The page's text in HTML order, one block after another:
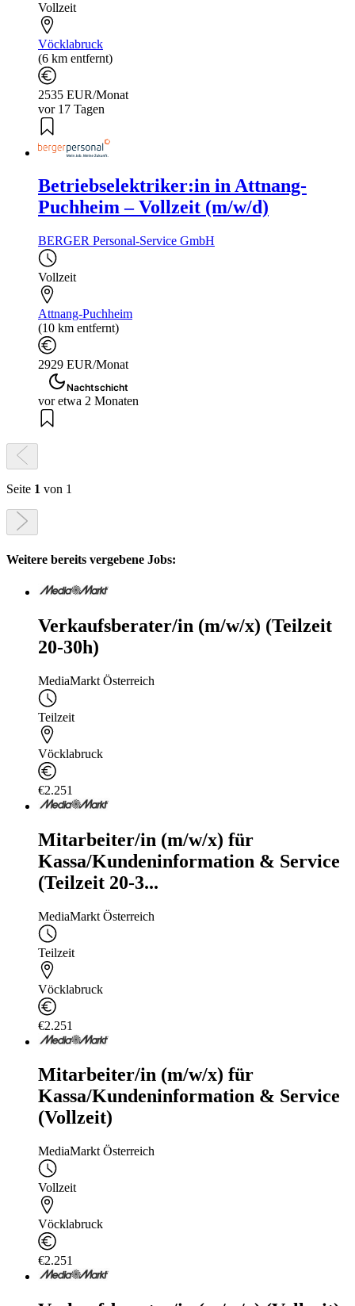
Vollzeit
Vöcklabruck
(6 km entfernt)
2535 EUR/Monat
vor 17 Tagen
Betriebselektriker:in in Attnang-
Puchheim – Vollzeit (m/w/d)
BERGER Personal-Service GmbH
Vollzeit
Attnang-Puchheim
(10 km entfernt)
2929 EUR/Monat
Nachtschicht
vor etwa 2 Monaten
Seite 1 von 1
Weitere bereits vergebene Jobs:
Verkaufsberater/in (m/w/x) (Teilzeit
20-30h)
MediaMarkt Österreich
Teilzeit
Vöcklabruck
€2.251
Mitarbeiter/in (m/w/x) für
Kassa/Kundeninformation & Service
(Teilzeit 20-3...
MediaMarkt Österreich
Teilzeit
Vöcklabruck
€2.251
Mitarbeiter/in (m/w/x) für
Kassa/Kundeninformation & Service
(Vollzeit)
MediaMarkt Österreich
Vollzeit
Vöcklabruck
€2.251